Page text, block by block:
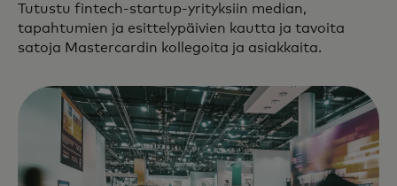
Tutustu fintech-startup-yrityksiin median,
tapahtumien ja esittelypäivien kautta ja tavoita
satoja Mastercardin kollegoita ja asiakkaita.